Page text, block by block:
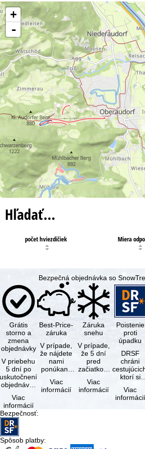
+
-
Hľadať…
počet hviezdičiek Miera
Bezpečná objednávka so
Grátis
storno a
zmena
objednávky
V priebehu
5 dní po
uskutočnení
objednávky
tejto
objednávky
bezplatne
…
Viac
informácií
Best-Price-
záruka
V prípade,
že nájdete
nami
ponúkaný
rovnakými
službami
Viac
informácií
Záruka
snehu
V prípade,
že 5 dní
pred
začiatkom
(deň
príjazdu)
Viac
informácií
Poistenie
proti
úpadku
DRSF
chráni
ktorí si
zájazd
alebo
Viac
informácií
Bezpečnosť:
Spôsob platby: